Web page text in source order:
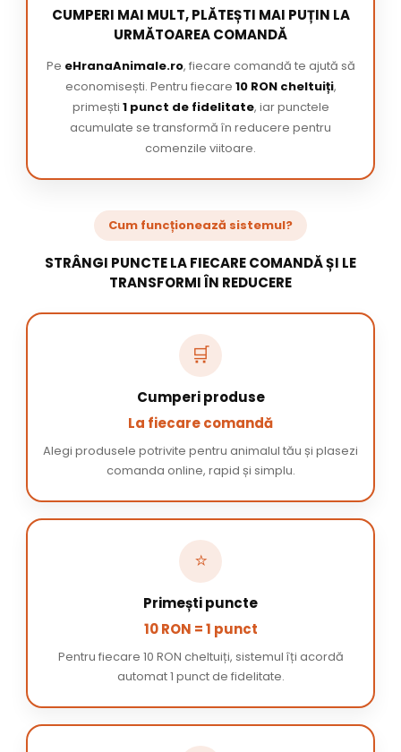
CUMPERI MAI MULT, PLĂTEȘTI MAI PUȚIN LA
URMĂTOAREA COMANDĂ
Pe eHranaAnimale.ro, fiecare comandă te ajută să
economisești. Pentru fiecare 10 RON cheltuiți,
primești 1 punct de fidelitate, iar punctele
acumulate se transformă în reducere pentru
comenzile viitoare.
Cum funcționează sistemul?
STRÂNGI PUNCTE LA FIECARE COMANDĂ ȘI LE
TRANSFORMI ÎN REDUCERE
🛒
Cumperi produse
La fiecare comandă
Alegi produsele potrivite pentru animalul tău și plasezi
comanda online, rapid și simplu.
⭐
Primești puncte
10 RON = 1 punct
Pentru fiecare 10 RON cheltuiți, sistemul îți acordă
automat 1 punct de fidelitate.